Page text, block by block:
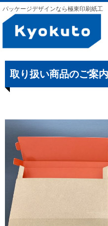
パッケージデザインなら極東印刷紙工
取り扱い商品のご